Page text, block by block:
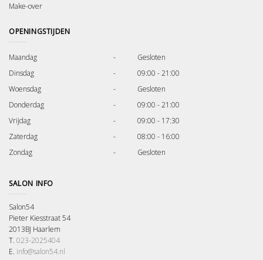
Make-over
OPENINGSTIJDEN
Maandag -
Gesloten
Dinsdag
-
09:00 - 21:00
Woensdag
-
Gesloten
Donderdag
-
09:00 - 21:00
Vrijdag
-
09:00 - 17:30
Zaterdag
-
08:00 - 16:00
Zondag
- Gesloten
SALON INFO
Salon54
Pieter Kiesstraat 54
2013BJ Haarlem
T. 023-2025404
E. info@salon54.nl